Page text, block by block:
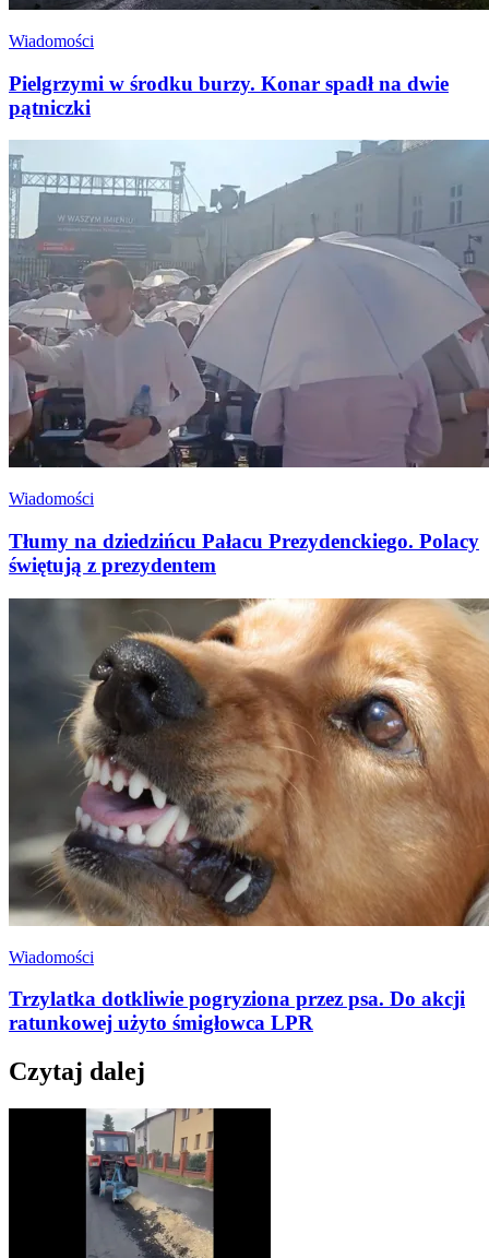
Wiadomości
Pielgrzymi w środku burzy. Konar spadł na dwie
pątniczki
Wiadomości
Tłumy na dziedzińcu Pałacu Prezydenckiego. Polacy
świętują z prezydentem
Wiadomości
Trzylatka dotkliwie pogryziona przez psa. Do akcji
ratunkowej użyto śmigłowca LPR
Czytaj dalej